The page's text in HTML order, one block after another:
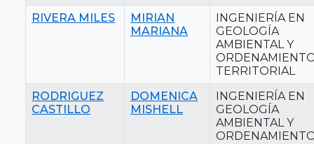
RIVERA MILES
MIRIAN
MARIANA
INGENIERÍA EN
GEOLOGÍA
AMBIENTAL Y
TERRITORIAL
RODRIGUEZ
CASTILLO
DOMENICA
MISHELL
INGENIERÍA EN
GEOLOGÍA
AMBIENTAL Y